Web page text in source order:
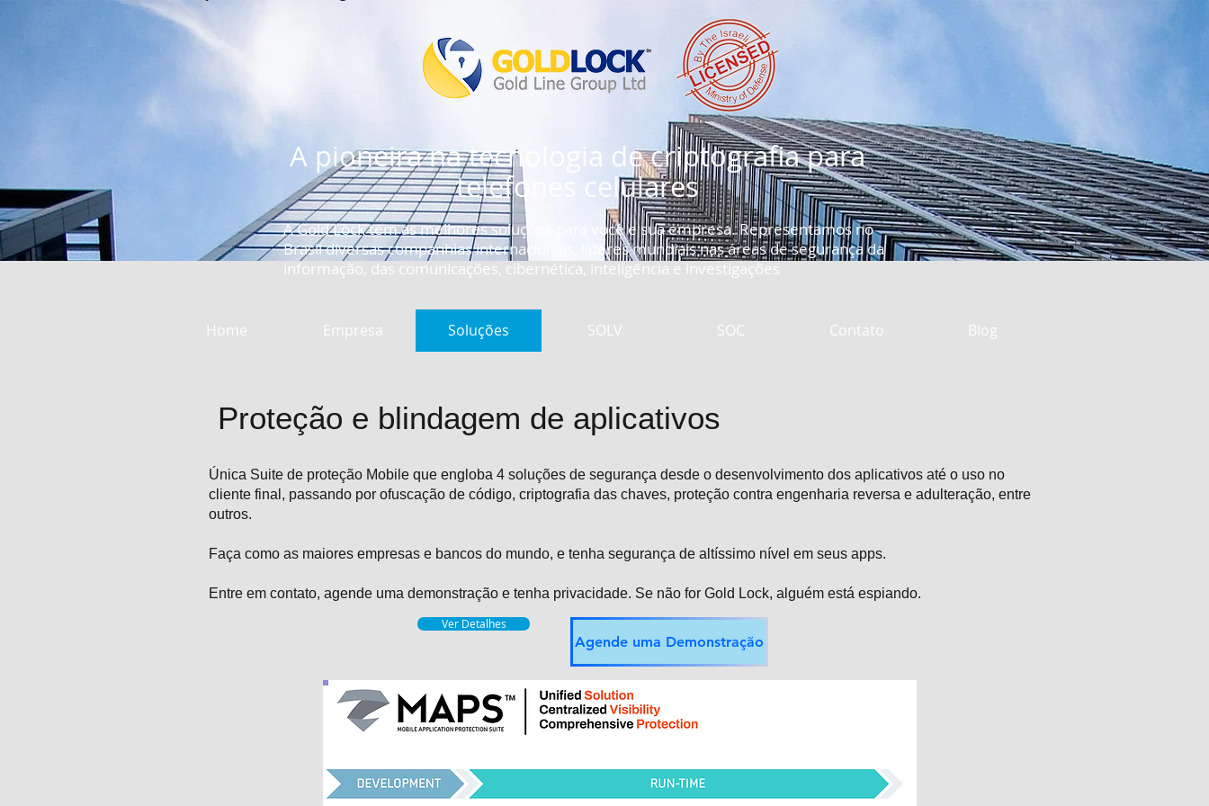
A pioneira na tecnologia de criptografia para
telefones celulares
A Gold Lock tem as melhores soluções para você e sua empresa. Representamos no
Brasil diversas companhias internacionais, líderes mundiais nas áreas de segurança da
informação, das comunicações, cibernética, inteligência e investigações
Home Empresa Soluções SOLV SOC Contato Blog
Única Suite de proteção Mobile que engloba 4 soluções de segurança desde o desenvolvimento dos aplicativos até o uso no
cliente final, passando por ofuscação de código, criptografia das chaves, proteção contra engenharia reversa e adulteração, entre
outros.
Faça como as maiores empresas e bancos do mundo, e tenha segurança de altíssimo nível em seus apps.
Entre em contato, agende uma demonstração e tenha privacidade. Se não for Gold Lock, alguém está espiando.
Ver Detalhes
Proteção e blindagem de aplicativos
Agende uma Demonstração